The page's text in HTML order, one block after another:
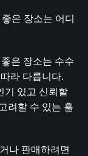
은 장소는 어디
은 장소는 수수
라 다릅니다.
기 있고 신뢰할
려할 수 있는 훌
나 판매하려면